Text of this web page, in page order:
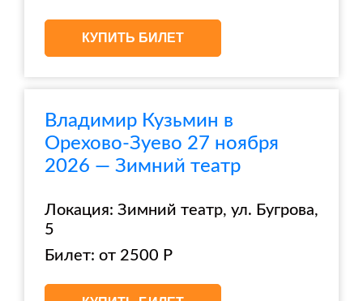
КУПИТЬ БИЛЕТ
Владимир Кузьмин в
Орехово-Зуево 27 ноября
2026 — Зимний театр
Локация: Зимний театр, ул. Бугрова,
5
Билет: от 2500 Р